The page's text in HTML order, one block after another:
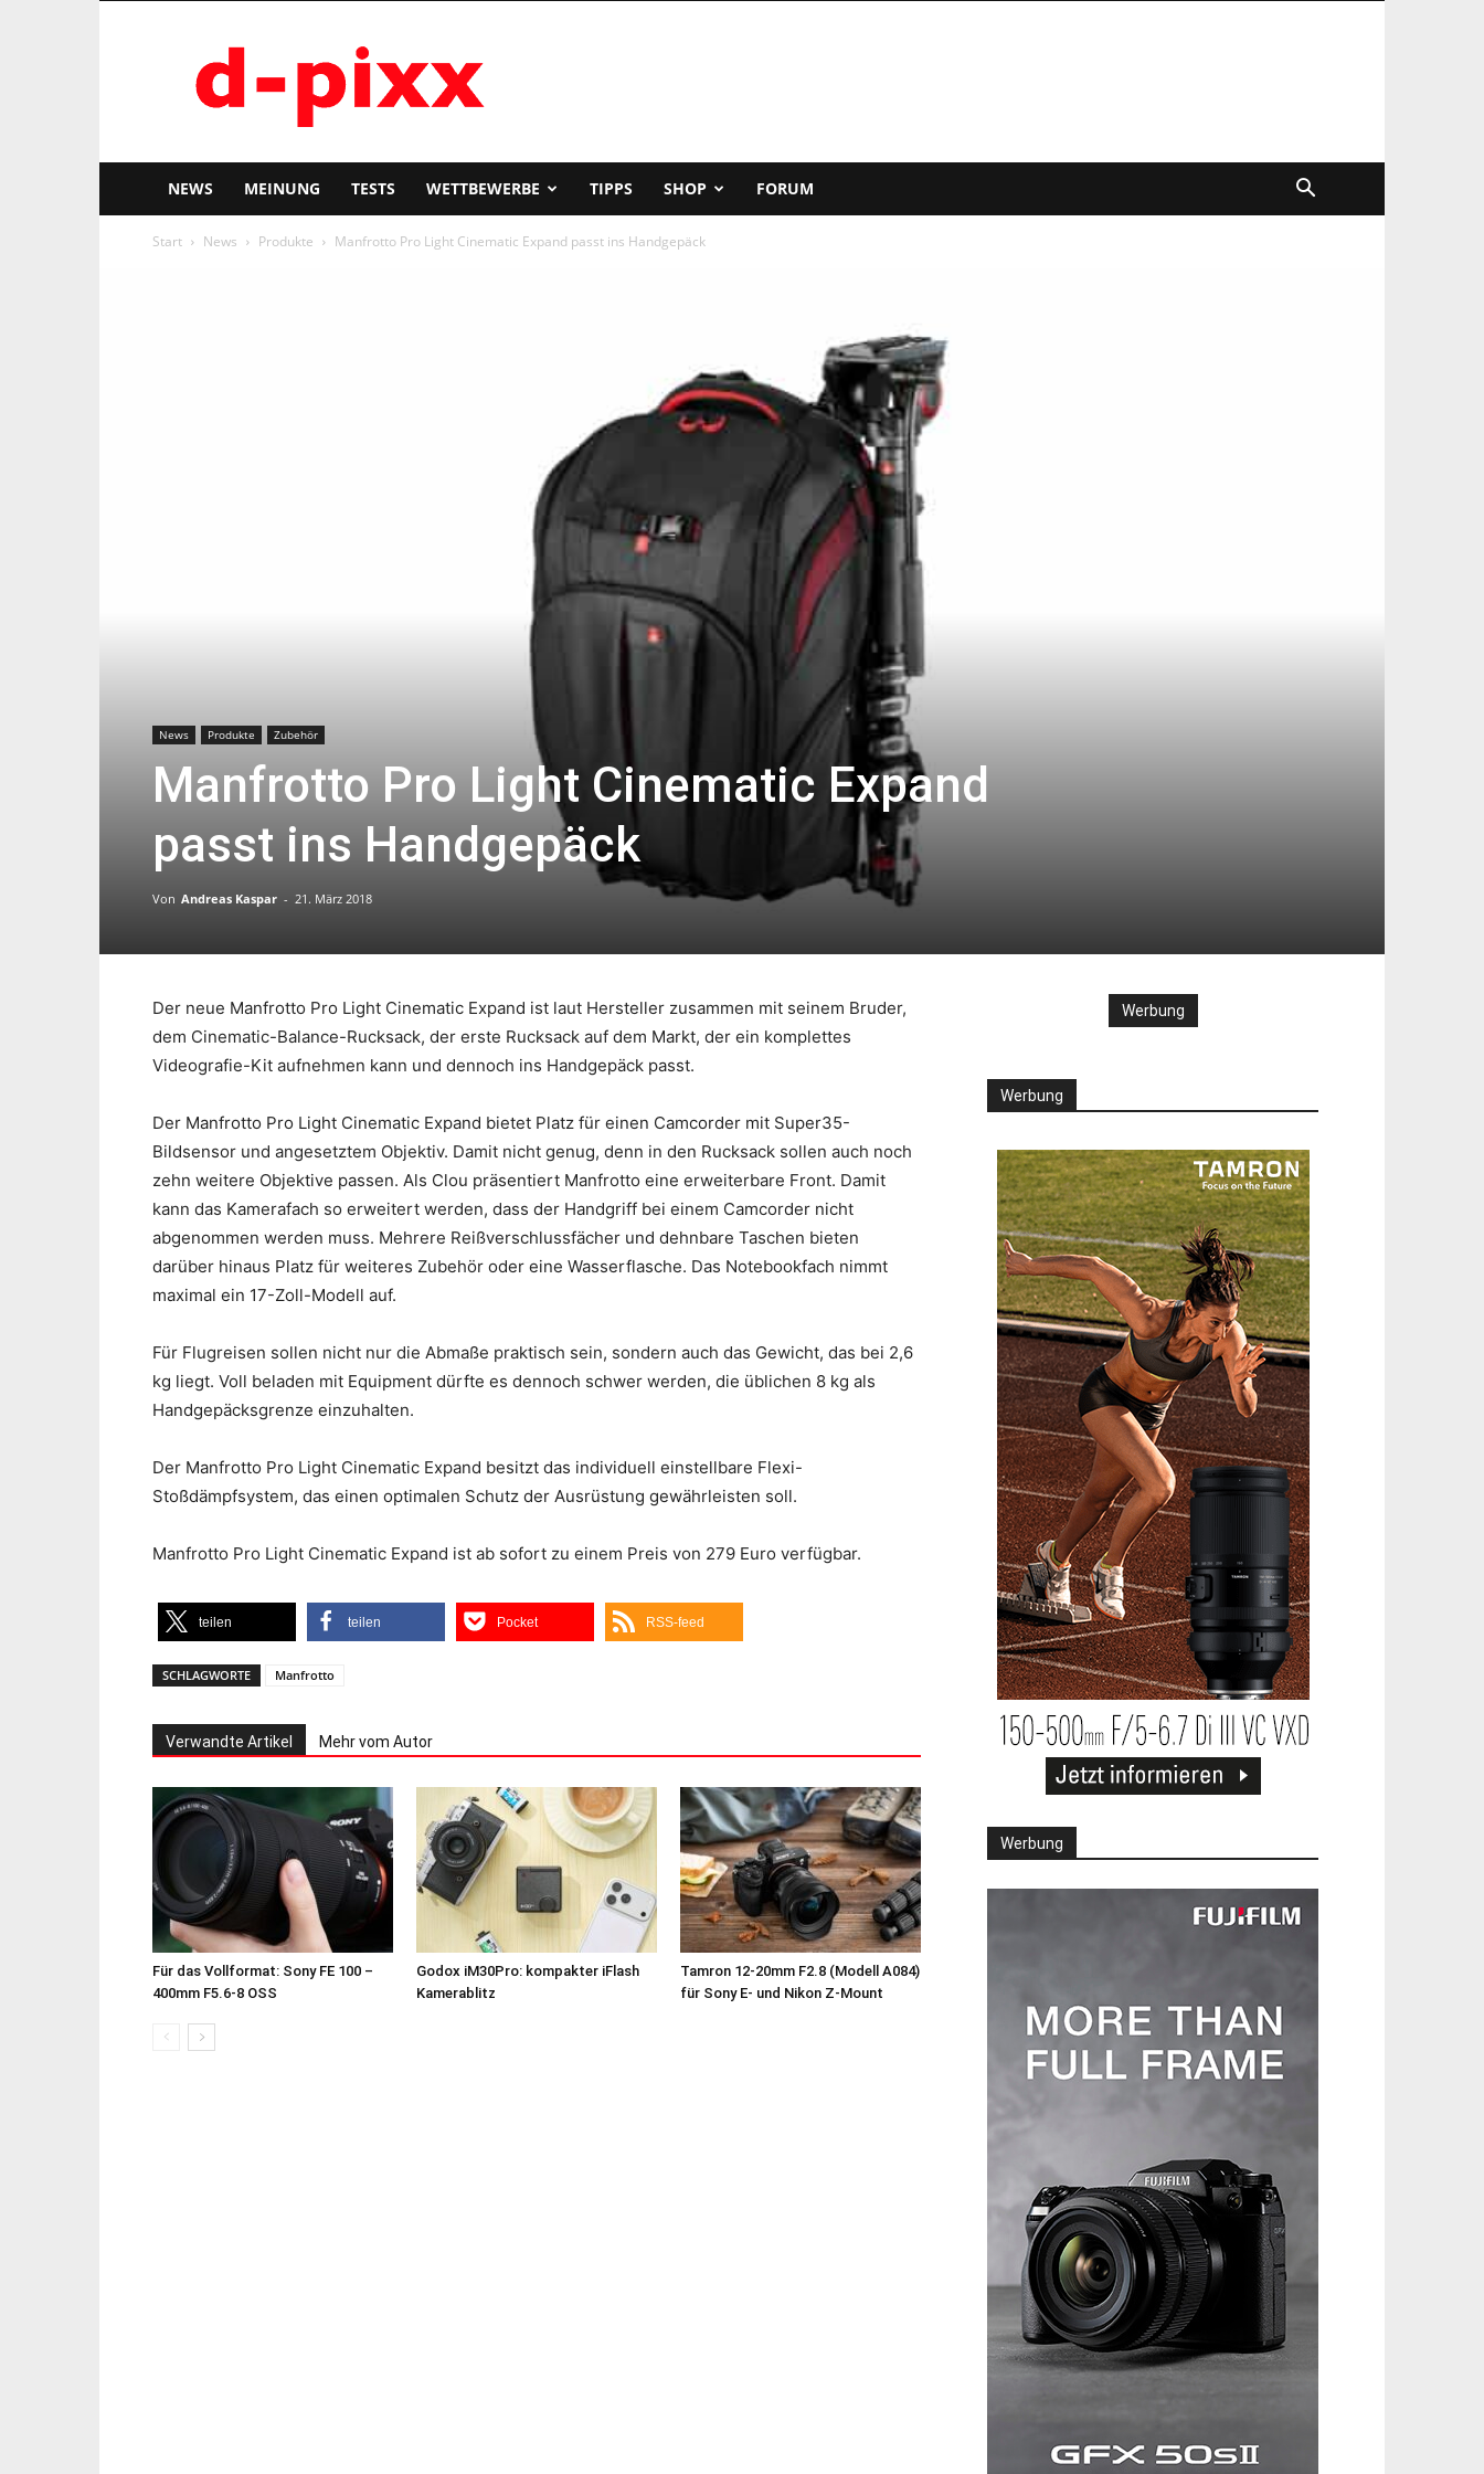
pixx
NEWS MEINUNG TESTS WETTBEWERBE TIPPS SHOP FORUM
Start News Produkte Manfrotto Pro Light Cinematic Expand passt ins Handgepäck
News Produkte Zubehör
Manfrotto Pro Light Cinematic Expand
passt ins Handgepäck
Von Andreas Kaspar - 21. März 2018
Der neue Manfrotto Pro Light Cinematic Expand ist laut Hersteller zusammen mit seinem Bruder,
dem Cinematic-Balance-Rucksack, der erste Rucksack auf dem Markt, der ein komplettes
Videografie-Kit aufnehmen kann und dennoch ins Handgepäck passt.
Der Manfrotto Pro Light Cinematic Expand bietet Platz für einen Camcorder mit Super35-
Bildsensor und angesetztem Objektiv. Damit nicht genug, denn in den Rucksack sollen auch noch
zehn weitere Objektive passen. Als Clou präsentiert Manfrotto eine erweiterbare Front. Damit
kann das Kamerafach so erweitert werden, dass der Handgriff bei einem Camcorder nicht
abgenommen werden muss. Mehrere Reißverschlussfächer und dehnbare Taschen bieten
darüber hinaus Platz für weiteres Zubehör oder eine Wasserflasche. Das Notebookfach nimmt
maximal ein 17-Zoll-Modell auf.
Für Flugreisen sollen nicht nur die Abmaße praktisch sein, sondern auch das Gewicht, das bei 2,6
kg liegt. Voll beladen mit Equipment dürfte es dennoch schwer werden, die üblichen 8 kg als
Handgepäcksgrenze einzuhalten.
Der Manfrotto Pro Light Cinematic Expand besitzt das individuell einstellbare Flexi-
Stoßdämpfsystem, das einen optimalen Schutz der Ausrüstung gewährleisten soll.
Manfrotto Pro Light Cinematic Expand ist ab sofort zu einem Preis von 279 Euro verfügbar.
teilen teilen Pocket RSS-feed
SCHLAGWORTE Manfrotto
Verwandte Artikel Mehr vom Autor
Für das Vollformat: Sony FE 100 –
400mm F5.6-8 OSS
Godox iM30Pro: kompakter iFlash
Kamerablitz
Tamron 12-20mm F2.8 (Modell A084)
für Sony E- und Nikon Z-Mount
Werbung
Werbung
Werbung